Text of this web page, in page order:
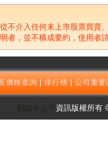
不介入任何未上市股票買賣
者，並不構成要約，使用者
價格查詢|排行榜|公司重要
福臨未上市 資訊版權所有